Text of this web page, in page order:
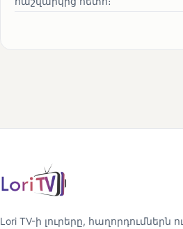
Lori TV-ի լուրերը, հաղորդումներն ու